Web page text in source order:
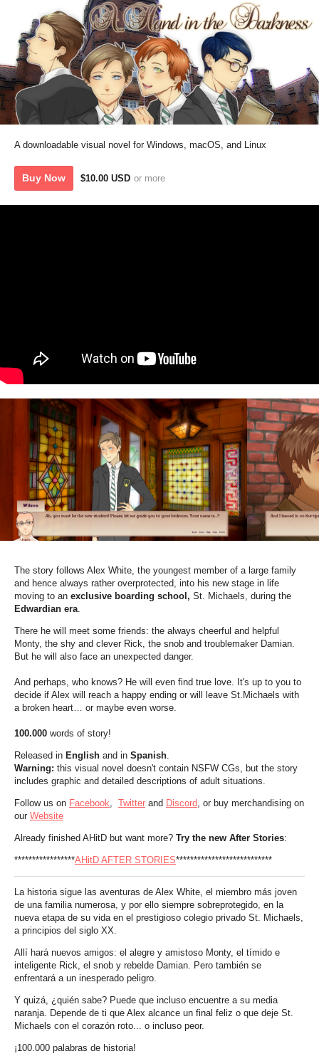
A downloadable visual novel for Windows, macOS, and Linux
Buy Now $10.00 USD or more
The story follows Alex White, the youngest member of a large family
and hence always rather overprotected, into his new stage in life
moving to an exclusive boarding school, St. Michaels, during the
Edwardian era.
There he will meet some friends: the always cheerful and helpful
Monty, the shy and clever Rick, the snob and troublemaker Damian.
But he will also face an unexpected danger.
And perhaps, who knows? He will even find true love. It's up to you to
decide if Alex will reach a happy ending or will leave St.Michaels with
a broken heart… or maybe even worse.
100.000 words of story!
Released in English and in Spanish.
Warning: this visual novel doesn't contain NSFW CGs, but the story
includes graphic and detailed descriptions of adult situations.
Follow us on Facebook, Twitter and Discord, or buy merchandising on
our Website
Already finished AHitD but want more? Try the new After Stories:
*****************AHitD AFTER STORIES***************************
La historia sigue las aventuras de Alex White, el miembro más joven
de una familia numerosa, y por ello siempre sobreprotegido, en la
nueva etapa de su vida en el prestigioso colegio privado St. Michaels,
a principios del siglo XX.
Allí hará nuevos amigos: el alegre y amistoso Monty, el tímido e
inteligente Rick, el snob y rebelde Damian. Pero también se
enfrentará a un inesperado peligro.
Y quizá, ¿quién sabe? Puede que incluso encuentre a su media
naranja. Depende de ti que Alex alcance un final feliz o que deje St.
Michaels con el corazón roto... o incluso peor.
¡100.000 palabras de historia!